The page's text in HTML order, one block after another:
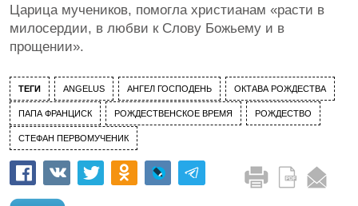
Царица мучеников, помогла христианам «расти в
милосердии, в любви к Слову Божьему и в
прощении».
ТЕГИ ANGELUS АНГЕЛ ГОСПОДЕНЬ ОКТАВА РОЖДЕСТВА
ПАПА ФРАНЦИСК РОЖДЕСТВЕНСКОЕ ВРЕМЯ РОЖДЕСТВО
СТЕФАН ПЕРВОМУЧЕНИК